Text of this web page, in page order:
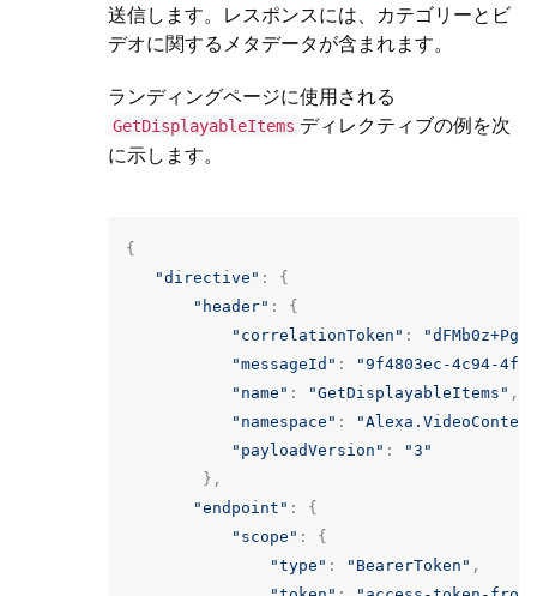
送信します。レスポンスには、カテゴリーとビ
デオに関するメタデータが含まれます。
ランディングページに使用される
GetDisplayableItems ディレクティブの例を次
に示します。
{
"directive" :
{
"header" :
{
"correlationToken" :
"messageId" :
"9f4803ec-4c94-
"name" : "GetDisplayableItems" ,
"namespace" :
"payloadVersion" :
"3"
},
"endpoint" :
{
"scope" :
{
"type" : "BearerToken" ,